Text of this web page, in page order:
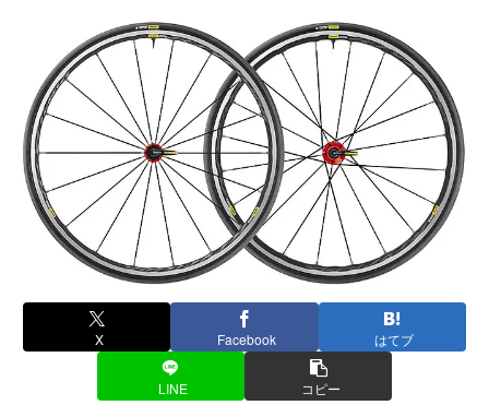
X Facebook はてブ
LINE コピー